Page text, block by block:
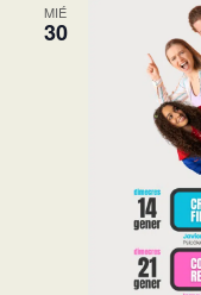
MIÉ
30